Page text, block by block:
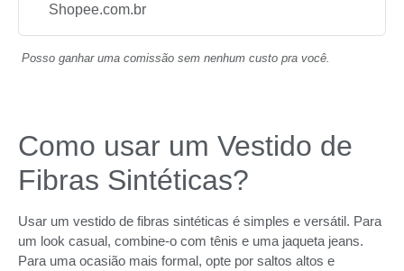
Shopee.com.br
Posso ganhar uma comissão sem nenhum custo pra você.
Como usar um Vestido de
Fibras Sintéticas?
Usar um vestido de fibras sintéticas é simples e versátil. Para
um look casual, combine-o com tênis e uma jaqueta jeans.
Para uma ocasião mais formal, opte por saltos altos e